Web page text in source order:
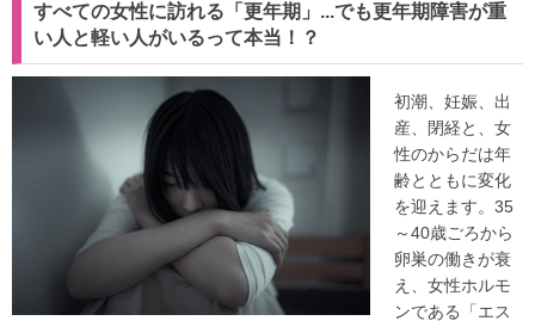
すべての女性に訪れる「更年期」...でも更年期障害が重
い人と軽い人がいるって本当！？
初潮、妊娠、出
産、閉経と、女
性のからだは年
齢とともに変化
を迎えます。35
～40歳ごろから
卵巣の働きが衰
え、女性ホルモ
ンである「エス